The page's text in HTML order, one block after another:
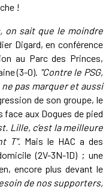
!
on sait que le moindre
Digard, en conférence
au Parc des Princes,
(3-0). "Contre le PSG,
pas marquer et aussi
de son groupe, le
aux Dogues de pied
Lille, c’est la meilleure
T". Mais le HAC a des
(2V-3N-1D) ; une
encore plus devant le
de nos supporters,